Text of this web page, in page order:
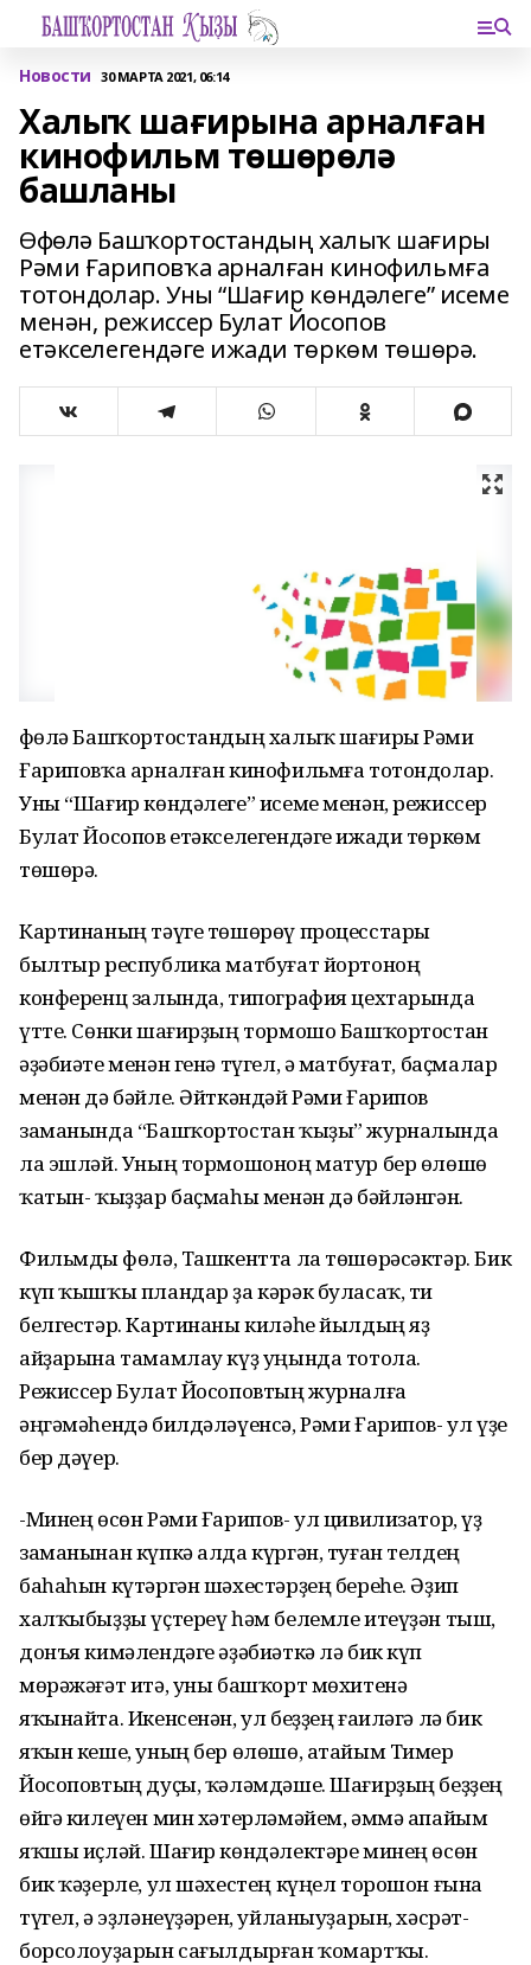
Новости 30 МАРТА 2021, 06:14
Халыҡ шағирына арналған
кинофильм төшөрөлә
башланы
Өфөлә Башҡортостандың халыҡ шағиры
Рәми Ғариповҡа арналған кинофильмға
тотондолар. Уны “Шағир көндәлеге” исеме
менән, режиссер Булат Йосопов
етәкселегендәге ижади төркөм төшөрә.
Өфөлә Башҡортостандың халыҡ шағиры Рәми
Ғариповҡа арналған кинофильмға тотондолар.
Уны “Шағир көндәлеге” исеме менән, режиссер
Булат Йосопов етәкселегендәге ижади төркөм
төшөрә.
Картинаның тәүге төшөрөү процесстары
былтыр республика матбуғат йортоноң
конференц залында, типография цехтарында
үтте. Сөнки шағирҙың тормошо Башҡортостан
әҙәбиәте менән генә түгел, ә матбуғат, баҫмалар
менән дә бәйле. Әйткәндәй Рәми Ғарипов
заманында “Башҡортостан ҡыҙы” журналында
ла эшләй. Уның тормошоноң матур бер өлөшө
ҡатын- ҡыҙҙар баҫмаһы менән дә бәйләнгән.
Фильмды Өфөлә, Ташкентта ла төшөрәсәктәр. Бик
күп ҡышҡы пландар ҙа кәрәк буласаҡ, ти
белгестәр. Картинаны киләһе йылдың яҙ
айҙарына тамамлау күҙ уңында тотола.
Режиссер Булат Йосоповтың журналға
әңгәмәһендә билдәләүенсә, Рәми Ғарипов- ул үҙе
бер дәүер.
-Минең өсөн Рәми Ғарипов- ул цивилизатор, үҙ
заманынан күпкә алда күргән, туған телдең
баһаһын күтәргән шәхестәрҙең береһе. Әҙип
халҡыбыҙҙы үҫтереү һәм белемле итеүҙән тыш,
донъя кимәлендәге әҙәбиәткә лә бик күп
мөрәжәғәт итә, уны башҡорт мөхитенә
яҡынайта. Икенсенән, ул беҙҙең ғаиләгә лә бик
яҡын кеше, уның бер өлөшө, атайым Тимер
Йосоповтың дуҫы, ҡәләмдәше. Шағирҙың беҙҙең
өйгә килеүен мин хәтерләмәйем, әммә апайым
яҡшы иҫләй. Шағир көндәлектәре минең өсөн
бик ҡәҙерле, ул шәхестең күңел торошон ғына
түгел, ә эҙләнеүҙәрен, уйланыуҙарын, хәсрәт-
борсолоуҙарын сағылдырған ҡомартҡы.